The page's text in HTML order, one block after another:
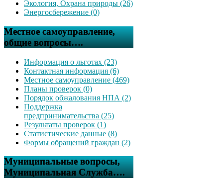
Экология, Охрана природы (26)
Энергосбережение (0)
Местное самоуправление,
общие вопросы….
Информация о льготах (23)
Контактная информация (6)
Местное самоуправление (469)
Планы проверок (0)
Порядок обжалования НПА (2)
Поддержка
предпринимательства (25)
Результаты проверок (1)
Статистические данные (8)
Формы обращений граждан (2)
Муниципальные вопросы,
Муниципальная Служба….